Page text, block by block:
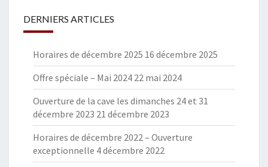
DERNIERS ARTICLES
Horaires de décembre 2025 16 décembre 2025
Offre spéciale – Mai 2024 22 mai 2024
Ouverture de la cave les dimanches 24 et 31
décembre 2023 21 décembre 2023
Horaires de décembre 2022 – Ouverture
exceptionnelle 4 décembre 2022